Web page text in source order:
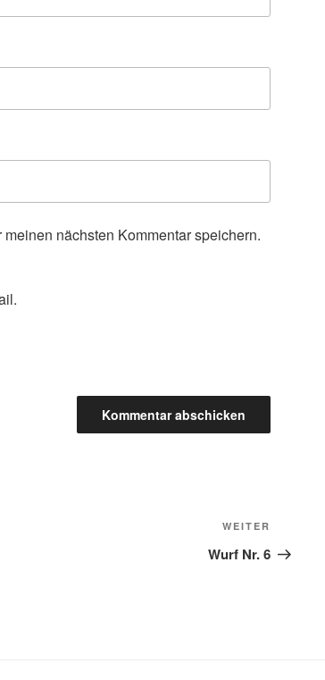
nächsten Kommentar speichern.
Beitrag
WEITER
Wurf Nr. 6